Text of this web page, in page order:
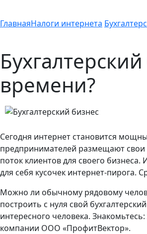
ГлавнаяНалоги интернета
времени?
Сегодня интернет становится
предпринимателей размещают свои
поток клиентов для своего
для себя кусочек интернет-пирога.
Можно ли обычному рядовому
построить с нуля свой
интересного человека.
компании ООО «ПрофитВектор».